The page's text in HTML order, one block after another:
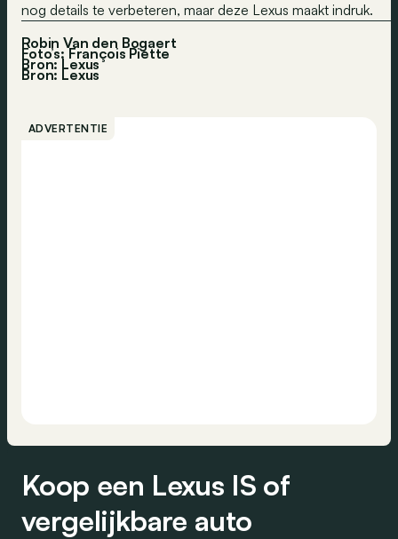
nog details te verbeteren, maar deze Lexus maakt indruk.
Robin Van den Bogaert
Foto’s: François Piette
Bron: Lexus
Bron: Lexus
ADVERTENTIE
Koop een Lexus IS of
vergelijkbare auto